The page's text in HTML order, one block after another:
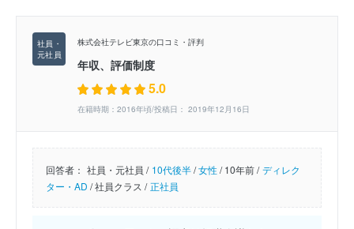
株式会社テレビ東京の口コミ・評判
年収、評価制度
5.0
在籍時期：2016年頃/投稿日： 2019年12月16日
回答者： 社員・元社員 / 10代後半/女性/10年前 / ディレク
ター・AD /社員クラス / 正社員